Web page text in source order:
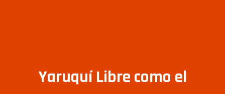
Yaruquí Libre como el